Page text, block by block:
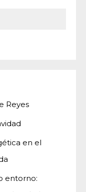
Reyes
en el
entorno: